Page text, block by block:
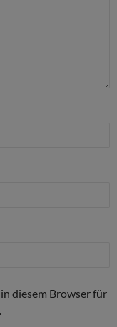
diesem Browser für